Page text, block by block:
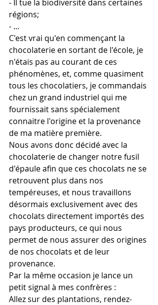
- Il tue la biodiversité dans certaines
régions;
- ...
C'est vrai qu'en commençant la
chocolaterie en sortant de l'école, je
n'étais pas au courant de ces
phénomènes, et, comme quasiment
tous les chocolatiers, je commandais
chez un grand industriel qui me
fournissait sans spécialement
connaitre l'origine et la provenance
de ma matière première.
Nous avons donc décidé avec la
chocolaterie de changer notre fusil
d'épaule afin que ces chocolats ne se
retrouvent plus dans nos
tempéreuses, et nous travaillons
désormais exclusivement avec des
chocolats directement importés des
pays producteurs, ce qui nous
permet de nous assurer des origines
de nos chocolats et de leur
provenance.
Par la même occasion je lance un
petit signal à mes confrères :
Allez sur des plantations, rendez-